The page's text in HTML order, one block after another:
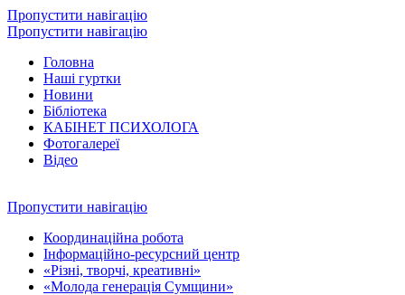
Пропустити навігацію
Пропустити навігацію
Головна
Наші гуртки
Новини
Бібліотека
КАБІНЕТ ПСИХОЛОГА
Фотогалереї
Відео
Пропустити навігацію
Координаційна робота
Інформаційно-ресурсний центр
«Різні, творчі, креативні»
«Молода генерація Сумщини»